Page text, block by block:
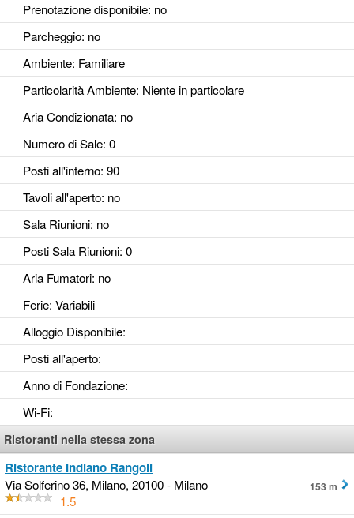
Prenotazione disponibile: no
Parcheggio: no
Ambiente: Familiare
Particolarità Ambiente: Niente in particolare
Aria Condizionata: no
Numero di Sale: 0
Posti all'interno: 90
Tavoli all'aperto: no
Sala Riunioni: no
Posti Sala Riunioni: 0
Aria Fumatori: no
Ferie: Variabili
Alloggio Disponibile:
Posti all'aperto:
Anno di Fondazione:
Wi-Fi:
Ristoranti nella stessa zona
Ristorante Indiano Rangoli
Via Solferino 36, Milano, 20100 - Milano
1.5
153 m